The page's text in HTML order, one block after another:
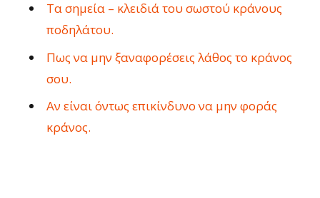
Τα σημεία – κλειδιά του σωστού κράνους
ποδηλάτου.
Πως να μην ξαναφορέσεις λάθος το κράνος
σου.
Αν είναι όντως επικίνδυνο να μην φοράς
κράνος.